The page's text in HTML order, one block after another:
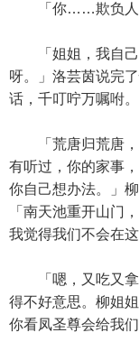
「你……欺负人
「姐姐，我自己
呀。」洛芸茵说完
话，千叮咛万嘱咐。
「荒唐归荒唐，
有听过，你的家事，
你自己想办法。」
「南天池重开山门，
我觉得我们不会在
「嗯，又吃又拿
得不好意思。柳姐姐
你看凤圣尊会给我